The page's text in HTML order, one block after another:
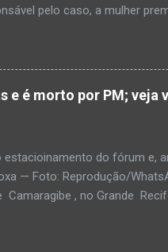
pelo caso, a mulher
cometer o crime, a
“Na carta ela pede para
novos com parentes da
a facadas e cortar o
e é morto por PM; veja
do fórum e,
— Foto: Reprodução/
, no Grande
de armas, fez ameaças